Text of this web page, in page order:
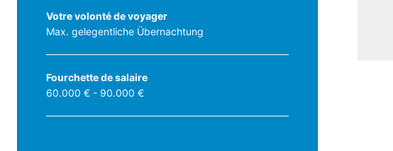
Votre volonté de voyager
Max. gelegentliche Übernachtung
Fourchette de salaire
60.000 € - 90.000 €